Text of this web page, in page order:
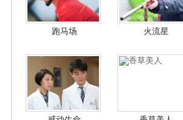
跑马场 火流星